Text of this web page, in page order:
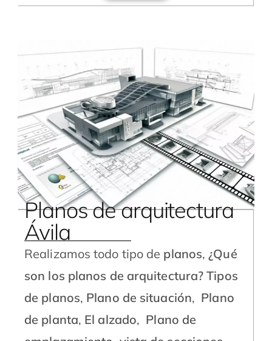
Planos de arquitectura
Ávila
Realizamos todo tipo de planos, ¿Qué
son los planos de arquitectura? Tipos
de planos, Plano de situación, Plano
de planta, El alzado, Plano de